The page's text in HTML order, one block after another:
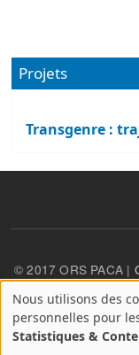
Projets
Transgenre :
© 2017 ORS PACA |
confidentialité
User account
Se connecter
A
propos
Nous utilisons des
personnelles pour
Statistiques &